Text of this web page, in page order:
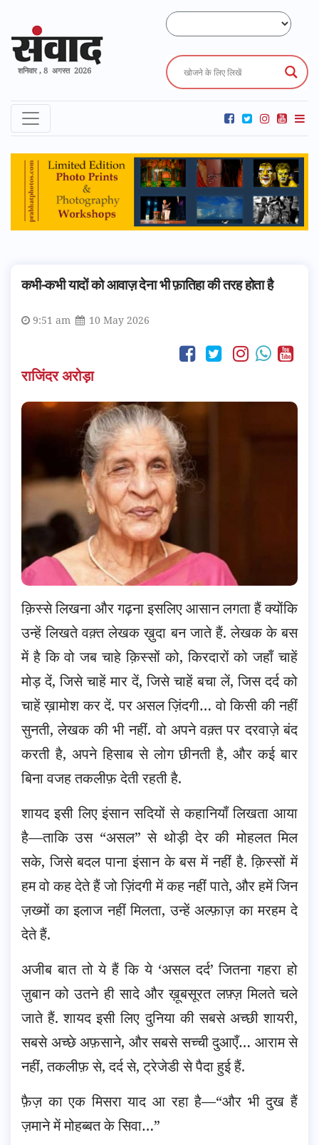
शनिवार , 8 अगस्त 2026
कभी-कभी यादों को आवाज़ देना भी फ़ातिहा की तरह होता है
9:51 am 10 May 2026
राजिंदर अरोड़ा
क़िस्से लिखना और गढ़ना इसलिए आसान लगता हैं क्योंकि
उन्हें लिखते वक़्त लेखक ख़ुदा बन जाते हैं. लेखक के बस
में है कि वो जब चाहे क़िस्सों को, किरदारों को जहाँ चाहें
मोड़ दें, जिसे चाहें मार दें, जिसे चाहें बचा लें, जिस दर्द को
चाहें ख़ामोश कर दें. पर असल ज़िंदगी… वो किसी की नहीं
सुनती, लेखक की भी नहीं. वो अपने वक़्त पर दरवाज़े बंद
करती है, अपने हिसाब से लोग छीनती है, और कई बार
बिना वजह तकलीफ़ देती रहती है.
शायद इसी लिए इंसान सदियों से कहानियाँ लिखता आया
है—ताकि उस “असल” से थोड़ी देर की मोहलत मिल
सके, जिसे बदल पाना इंसान के बस में नहीं है. क़िस्सों में
हम वो कह देते हैं जो ज़िंदगी में कह नहीं पाते, और हमें जिन
ज़ख्मों का इलाज नहीं मिलता, उन्हें अल्फ़ाज़ का मरहम दे
देते हैं.
अजीब बात तो ये हैं कि ये ‘असल दर्द’ जितना गहरा हो
ज़ुबान को उतने ही सादे और ख़ूबसूरत लफ़्ज़ मिलते चले
जाते हैं. शायद इसी लिए दुनिया की सबसे अच्छी शायरी,
सबसे अच्छे अफ़साने, और सबसे सच्ची दुआएँ… आराम से
नहीं, तकलीफ़ से, दर्द से, ट्रेजेडी से पैदा हुई हैं.
फ़ैज़ का एक मिसरा याद आ रहा है—“और भी दुख हैं
ज़माने में मोहब्बत के सिवा…”